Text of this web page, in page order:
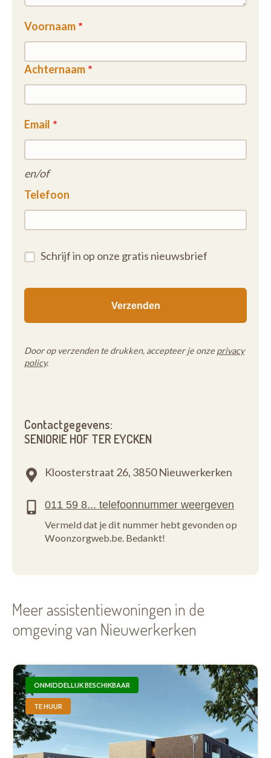
Voornaam
Achternaam
Email
en/of
Telefoon
Schrijf in op onze gratis nieuwsbrief
Door op verzenden te drukken, accepteer je onze privacy
policy.
Contactgegevens:
SENIORIE HOF TER EYCKEN
Kloosterstraat 26, 3850 Nieuwerkerken
Vermeld dat je dit nummer hebt gevonden op
Woonzorgweb.be. Bedankt!
Meer assistentiewoningen in de
omgeving van Nieuwerkerken
ONMIDDELLIJK BESCHIKBAAR
TE HUUR